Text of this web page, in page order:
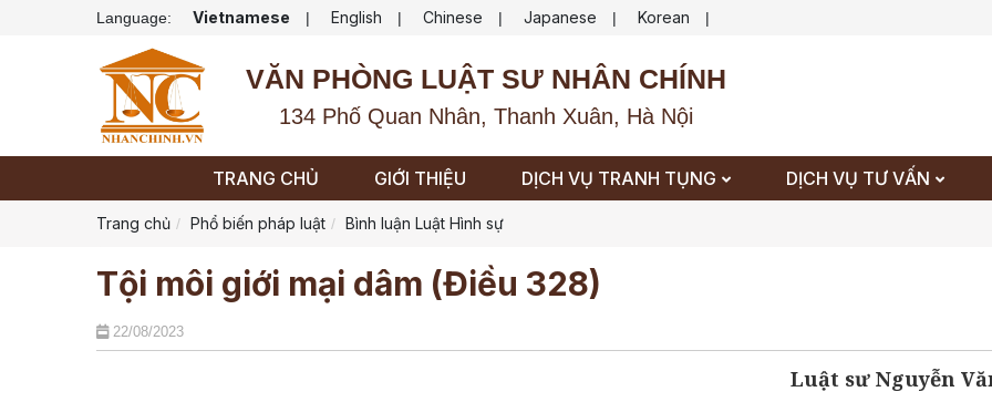
Language: Vietnamese | English | Chinese | Japanese | Korean |
VĂN PHÒNG LUẬT SƯ NHÂN CHÍNH
134 Phố Quan Nhân, Thanh Xuân, Hà Nội
TRANG CHỦ GIỚI THIỆU DỊCH VỤ TRANH TỤNG DỊCH VỤ TƯ VẤN
Trang chủ Phổ biến pháp luật Bình luận Luật Hình sự
Tội môi giới mại dâm (Điều 328)
22/08/2023
Luật sư Nguyễn